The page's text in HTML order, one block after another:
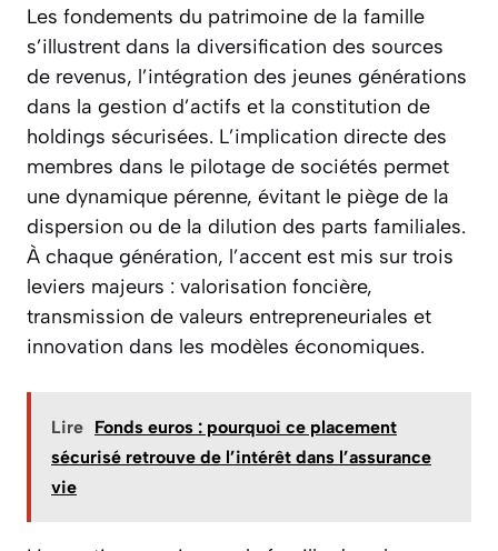
Les fondements du patrimoine de la famille
s’illustrent dans la diversification des sources
de revenus, l’intégration des jeunes générations
dans la gestion d’actifs et la constitution de
holdings sécurisées. L’implication directe des
membres dans le pilotage de sociétés permet
une dynamique pérenne, évitant le piège de la
dispersion ou de la dilution des parts familiales.
À chaque génération, l’accent est mis sur trois
leviers majeurs : valorisation foncière,
transmission de valeurs entrepreneuriales et
innovation dans les modèles économiques.
Lire Fonds euros : pourquoi ce placement
sécurisé retrouve de l’intérêt dans l’assurance
vie